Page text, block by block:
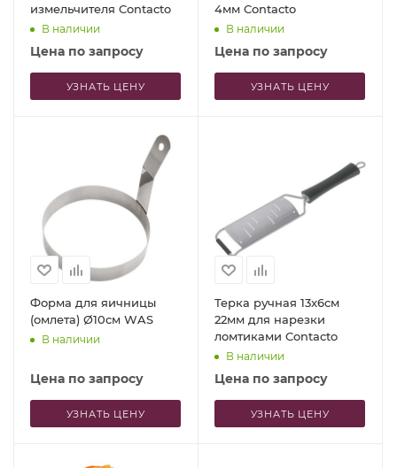
измельчителя Contacto
В наличии
Цена по запросу
УЗНАТЬ ЦЕНУ
4мм Contacto
В наличии
Цена по запросу
УЗНАТЬ ЦЕНУ
Форма для яичницы
(омлета) Ø10см WAS
В наличии
Цена по запросу
УЗНАТЬ ЦЕНУ
Терка ручная 13x6см
22мм для нарезки
ломтиками Contacto
В наличии
Цена по запросу
УЗНАТЬ ЦЕНУ